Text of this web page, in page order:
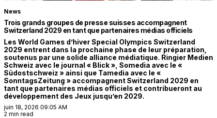
News
Trois grands groupes de presse suisses accompagnent
Switzerland 2029 en tant que partenaires médias officiels
Les World Games d’hiver Special Olympics Switzerland
2029 entrent dans la prochaine phase de leur préparation,
soutenus par une solide alliance médiatique. Ringier Medien
Schweiz avec le journal « Blick », Somedia avec le «
Südostschweiz » ainsi que Tamedia avec le «
SonntagsZeitung » accompagnent Switzerland 2029 en
tant que partenaires médias officiels et contribueront au
développement des Jeux jusqu’en 2029.
juin 18, 2026 09:05 AM
2 min read